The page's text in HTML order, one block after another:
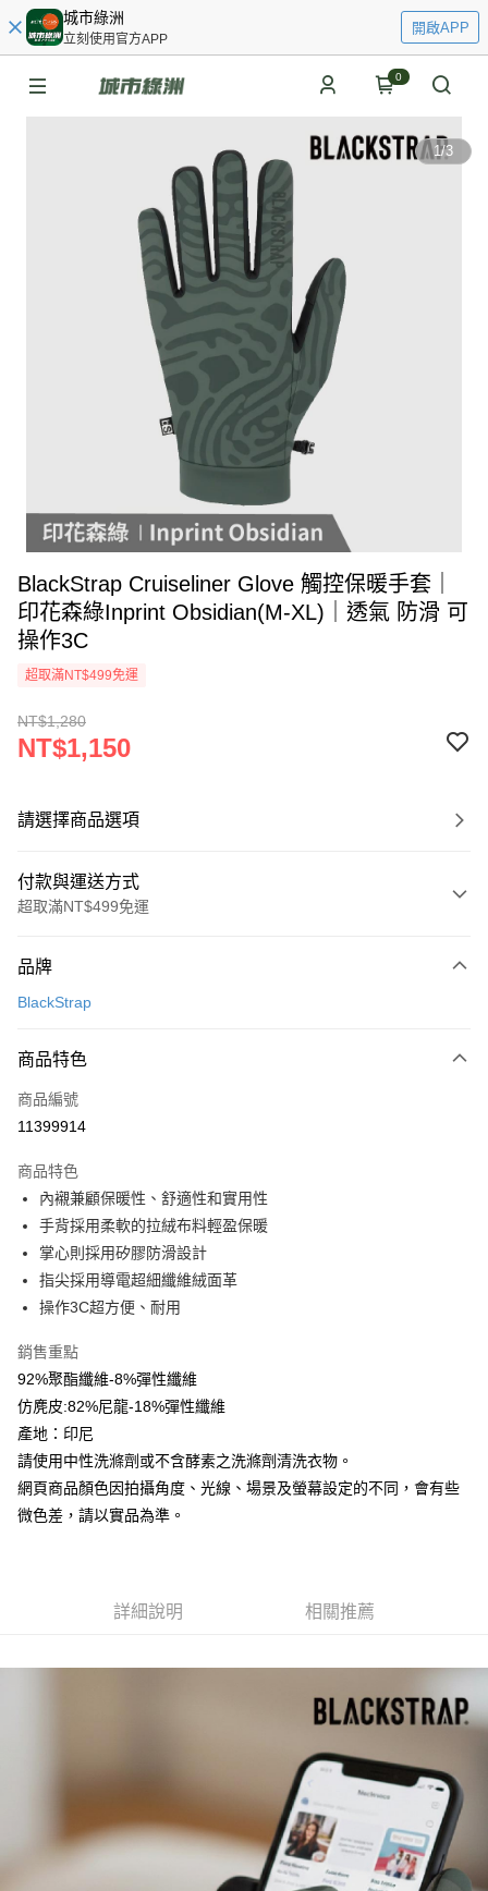
城市綠洲
立刻使用官方APP
開啟APP
0
1/3
BlackStrap Cruiseliner Glove 觸控保暖手套｜
印花森綠Inprint Obsidian(M-XL)｜透氣 防滑 可
操作3C
超取滿NT$499免運
NT$1,280
NT$1,150
請選擇商品選項
付款與運送方式
超取滿NT$499免運
信用卡一次付款
LINE Pay
Apple Pay
悠遊付
Google Pay
全盈+PAY
AFTEE先享後付
【關於「AFTEE先享後付」】
AFTEE先享後付是「在收到商品之後才付款」的支付方式。 讓您購物簡單
１．簡單：不需註冊會員、不需綁卡、不需儲值。
２．便利：只要手機號碼，簡訊認證，即可結帳。
３．安心：先確認商品／服務後，再付款。
【「AFTEE先享後付」結帳流程】
１．於結帳方式選擇「AFTEE先享後付」後，將跳轉至「AFTEE先享後付」
※ 請注意：結帳手續完成當下不需立刻繳費，但若您需要取消訂單，請聯絡
※ 交易是否成功請以「AFTEE先享後付 」之結帳頁面顯示為準，若有關於
https://netprotections.freshdesk.com/support/home
１．透過由恩沛科技股份有限公司提供之「AFTEE先享後付」服務完成之交
易，需依本服務之必要範圍內提供個人資料，並將交易相關給付款項請求債
２．關於個人資料處理事宜，請瀏覽以下網址：
https://aftee.tw/terms/#terms3
３．未成年的使用者請事先徵得法定代理人或監護人之同意方可使用
「AFTEE先享後付」，若未經同意申辦者引起之損失，本公司不負相關責
ATM付款
貨到付款
運送方式
全家取貨付款
每筆NT$60，滿NT$499(含以上)免運費
每筆NT$100，滿NT$799(含以上)免運費
每筆NT$130，滿NT$3,000(含以上)免運費
品牌
BlackStrap
商品特色
商品編號
11399914
商品特色
內襯兼顧保暖性、舒適性和實用性
手背採用柔軟的拉絨布料輕盈保暖
掌心則採用矽膠防滑設計
指尖採用導電超細纖維絨面革
操作3C超方便、耐用
銷售重點
92%聚酯纖維-8%彈性纖維
仿麂皮:82%尼龍-18%彈性纖維
產地：印尼
請使用中性洗滌劑或不含酵素之洗滌劑清洗衣物。
網頁商品顏色因拍攝角度、光線、場景及螢幕設定的不同，會有些
微色差，請以實品為準。
詳細說明 相關推薦